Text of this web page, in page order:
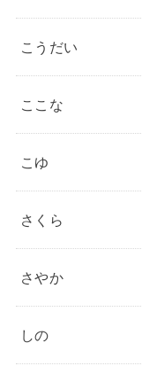
こうだい
ここな
こゆ
さくら
さやか
しの